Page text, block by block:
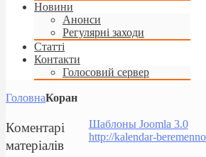
Новини
Анонси
Регулярні заходи
Статті
Контакти
Голосовий сервер
ГоловнаКоран
Шаблоны Joomla 3.0
http://kalendar-
Коментарі
матеріалів